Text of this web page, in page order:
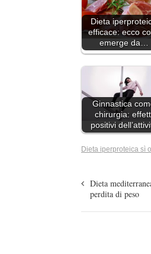
Dieta
efficace: ecco
emerge da…
Ginnastica
chirurgia:
positivi
Dieta iperproteica sì
Dieta
perdita di peso